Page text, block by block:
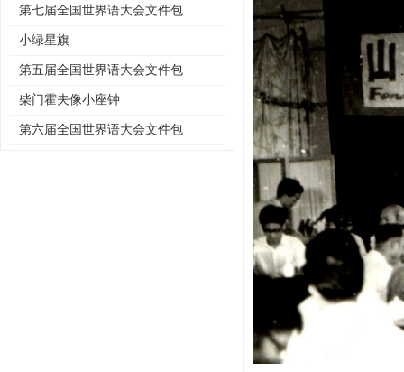
第七届全国世界语大会文件包
小绿星旗
第五届全国世界语大会文件包
柴门霍夫像小座钟
第六届全国世界语大会文件包